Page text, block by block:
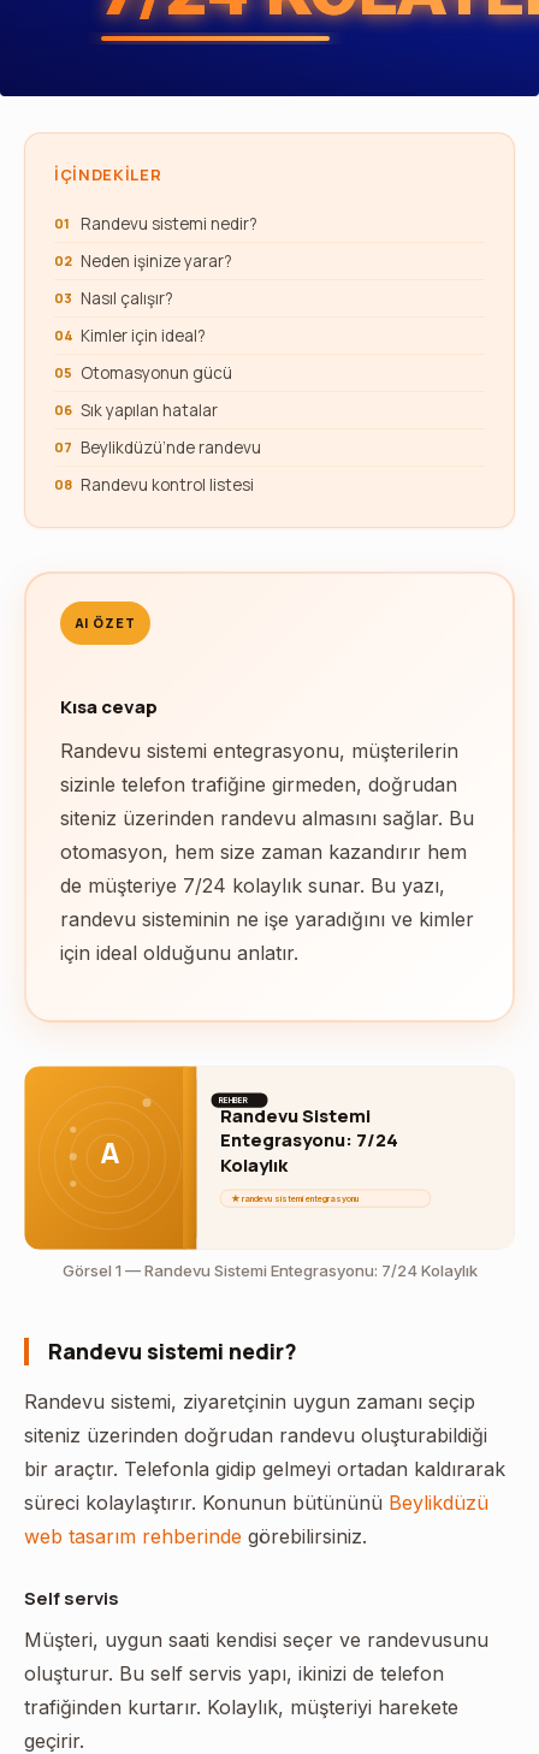
İÇINDEKILER
Randevu sistemi nedir?
Neden işinize yarar?
Nasıl çalışır?
Kimler için ideal?
Otomasyonun gücü
Sık yapılan hatalar
Beylikdüzü’nde randevu
Randevu kontrol listesi
AI ÖZET
Kısa cevap
Randevu sistemi entegrasyonu, müşterilerin
sizinle telefon trafiğine girmeden, doğrudan
siteniz üzerinden randevu almasını sağlar. Bu
otomasyon, hem size zaman kazandırır hem
de müşteriye 7/24 kolaylık sunar. Bu yazı,
randevu sisteminin ne işe yaradığını ve kimler
için ideal olduğunu anlatır.
A
REHBER
Randevu Sistemi
Entegrasyonu: 7/24
Kolaylık
★ randevu sistemi entegrasyonu
Görsel 1 — Randevu Sistemi Entegrasyonu: 7/24 Kolaylık
Randevu sistemi nedir?
Randevu sistemi, ziyaretçinin uygun zamanı seçip
siteniz üzerinden doğrudan randevu oluşturabildiği
bir araçtır. Telefonla gidip gelmeyi ortadan kaldırarak
süreci kolaylaştırır. Konunun bütününü Beylikdüzü
web tasarım rehberinde görebilirsiniz.
Self servis
Müşteri, uygun saati kendisi seçer ve randevusunu
oluşturur. Bu self servis yapı, ikinizi de telefon
trafiğinden kurtarır. Kolaylık, müşteriyi harekete
geçirir.